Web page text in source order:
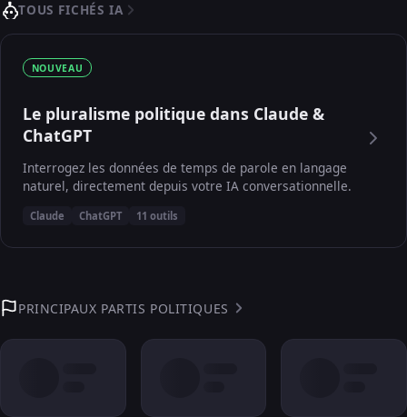
TOUS FICHÉS IA
NOUVEAU
Le pluralisme politique dans Claude &
ChatGPT
Interrogez les données de temps de parole en langage
naturel, directement depuis votre IA conversationnelle.
Claude ChatGPT 11 outils
PRINCIPAUX PARTIS POLITIQUES